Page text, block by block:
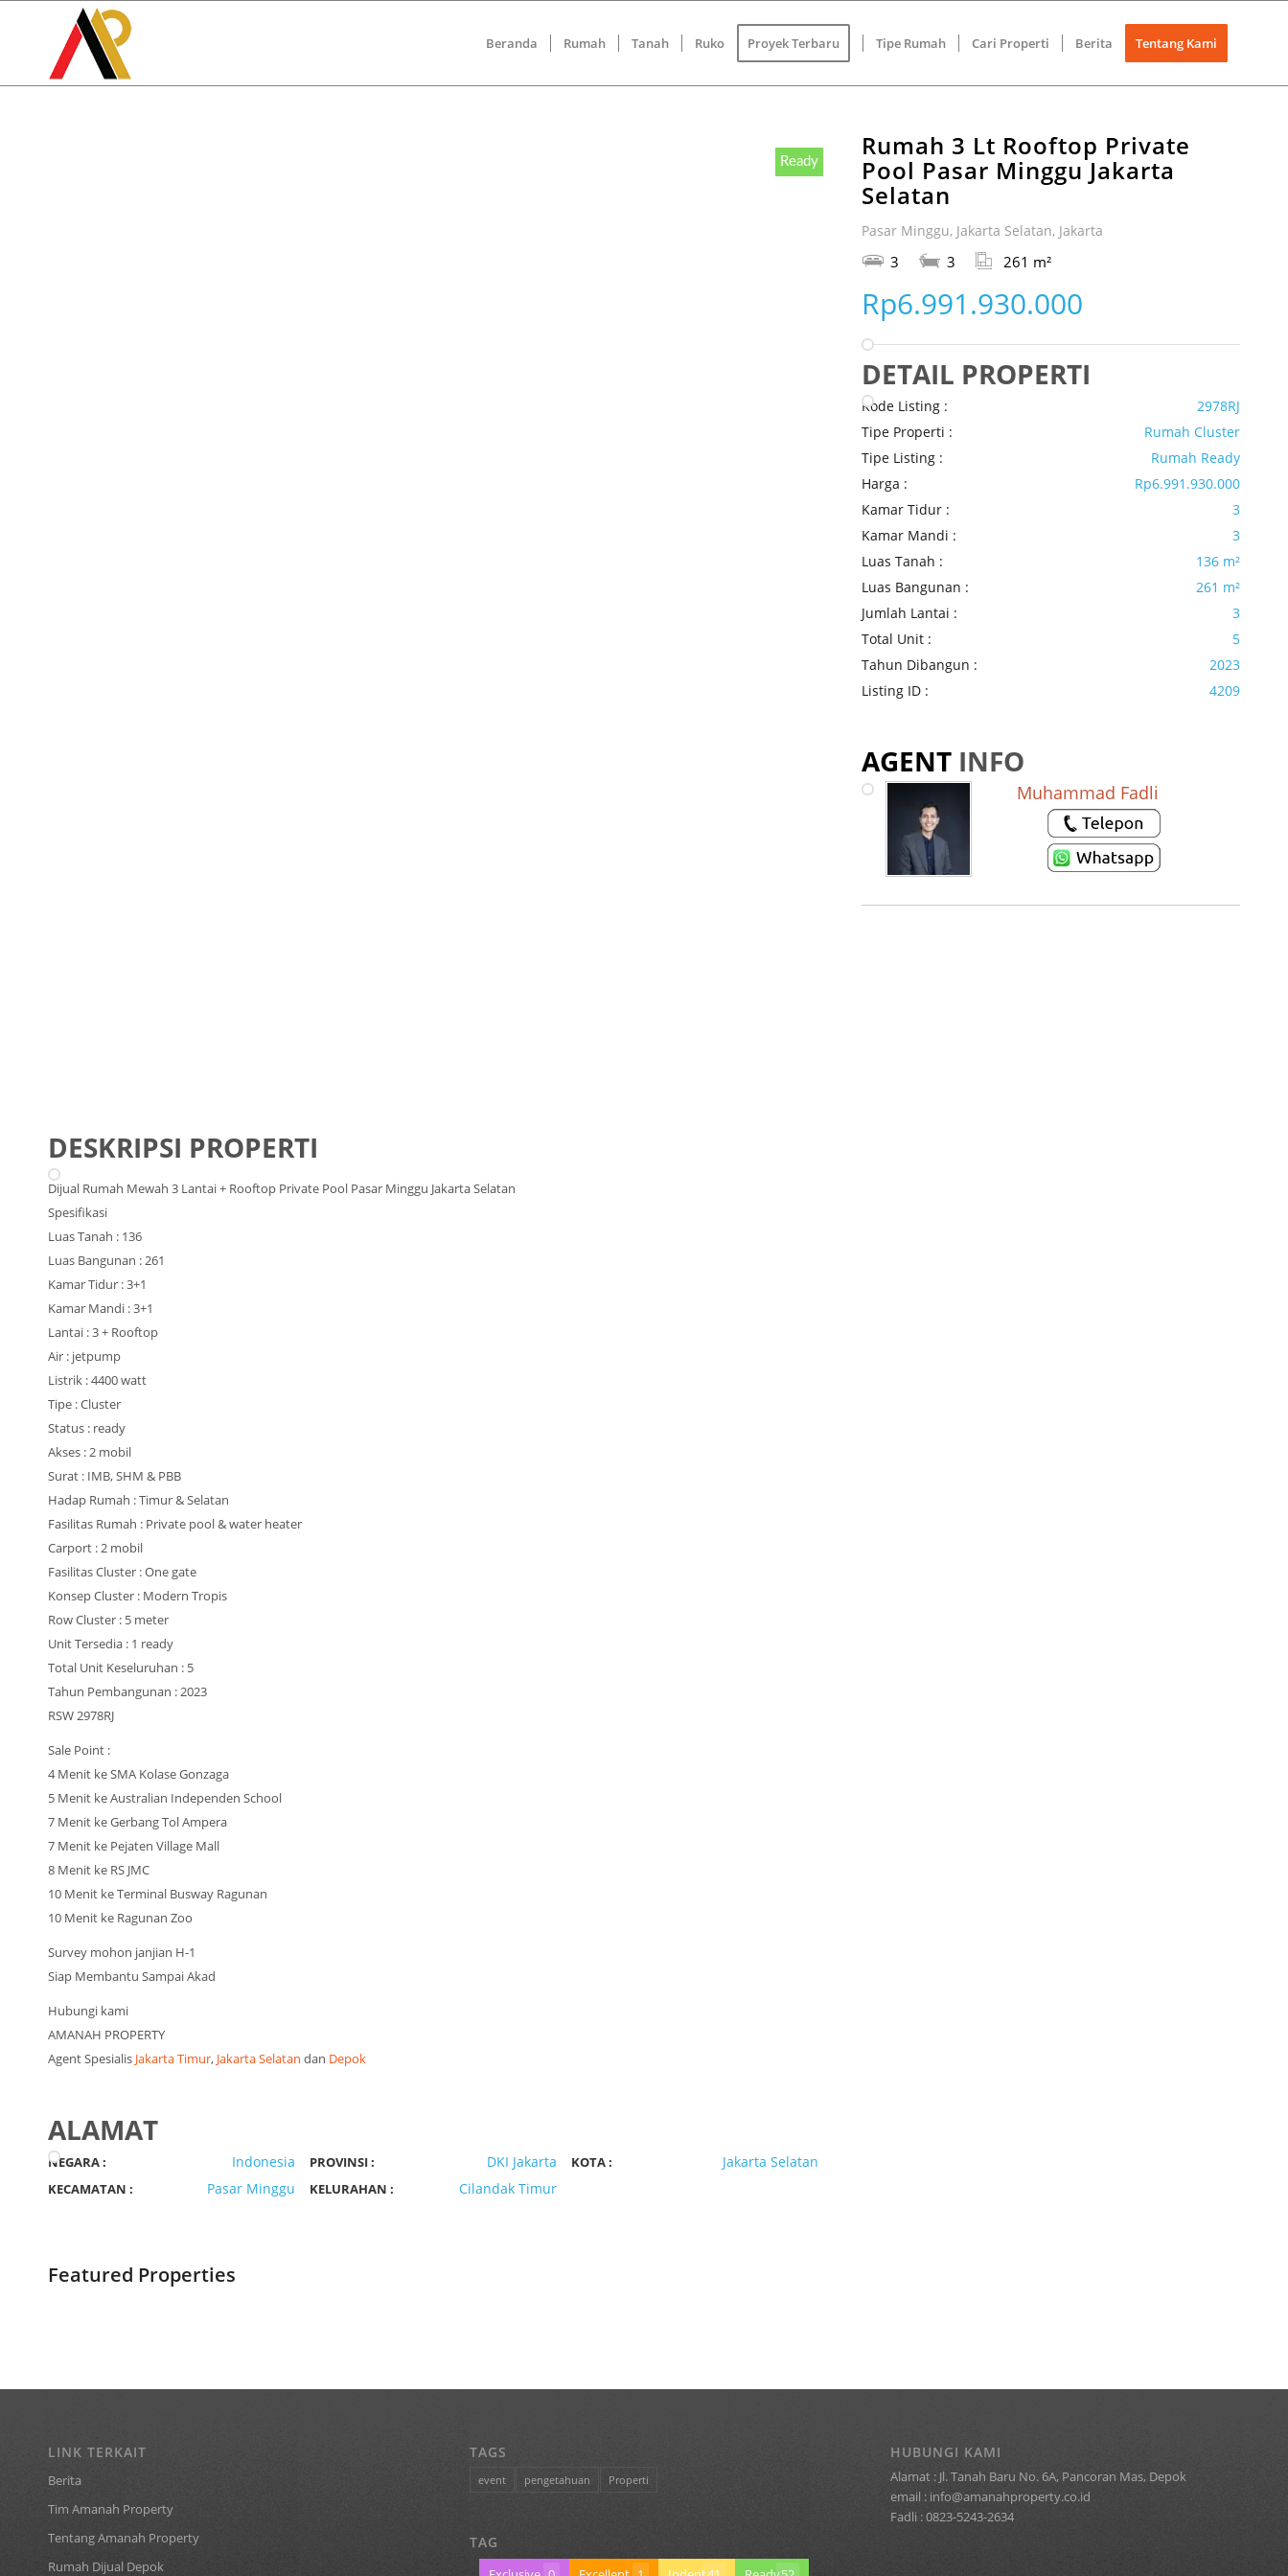
Beranda Rumah Tanah Ruko Proyek Terbaru Tipe Rumah Cari Properti Berita Tentang Kami
Ready
DESKRIPSI PROPERTI
Dijual Rumah Mewah 3 Lantai + Rooftop Private Pool Pasar Minggu Jakarta Selatan
Spesifikasi
Luas Tanah : 136
Luas Bangunan : 261
Kamar Tidur : 3+1
Kamar Mandi : 3+1
Lantai : 3 + Rooftop
Air : jetpump
Listrik : 4400 watt
Tipe : Cluster
Status : ready
Akses : 2 mobil
Surat : IMB, SHM & PBB
Hadap Rumah : Timur & Selatan
Fasilitas Rumah : Private pool & water heater
Carport : 2 mobil
Fasilitas Cluster : One gate
Konsep Cluster : Modern Tropis
Row Cluster : 5 meter
Unit Tersedia : 1 ready
Total Unit Keseluruhan : 5
Tahun Pembangunan : 2023
RSW 2978RJ
Sale Point :
4 Menit ke SMA Kolase Gonzaga
5 Menit ke Australian Independen School
7 Menit ke Gerbang Tol Ampera
7 Menit ke Pejaten Village Mall
8 Menit ke RS JMC
10 Menit ke Terminal Busway Ragunan
10 Menit ke Ragunan Zoo
Survey mohon janjian H-1
Siap Membantu Sampai Akad
Hubungi kami
AMANAH PROPERTY
Agent Spesialis Jakarta Timur, Jakarta Selatan dan Depok
ALAMAT
NEGARA : Indonesia PROVINSI : DKI Jakarta KOTA : Jakarta Selatan
KECAMATAN : Pasar Minggu KELURAHAN : Cilandak Timur
Rumah 3 Lt Rooftop Private
Pool Pasar Minggu Jakarta
Selatan
Pasar Minggu, Jakarta Selatan, Jakarta
3 3 261 m²
Rp6.991.930.000
DETAIL PROPERTI
Kode Listing :
2978RJ
Tipe Properti :
Rumah Cluster
Tipe Listing :
Rumah Ready
Harga :
Rp6.991.930.000
Kamar Tidur :
3
Kamar Mandi :
3
Luas Tanah :
136 m²
Luas Bangunan :
261 m²
Jumlah Lantai :
3
Total Unit :
5
Tahun Dibangun :
2023
Listing ID :
4209
AGENT INFO
Muhammad Fadli
Featured Properties
LINK TERKAIT
Berita
Tim Amanah Property
Tentang Amanah Property
Rumah Dijual Depok
TAGS
event pengetahuan Properti
TAG
HUBUNGI KAMI
Alamat : Jl. Tanah Baru No. 6A, Pancoran Mas, Depok
email : info@amanahproperty.co.id
Fadli : 0823-5243-2634